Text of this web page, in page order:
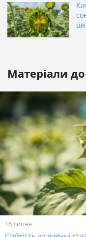
Матеріали
16 липня